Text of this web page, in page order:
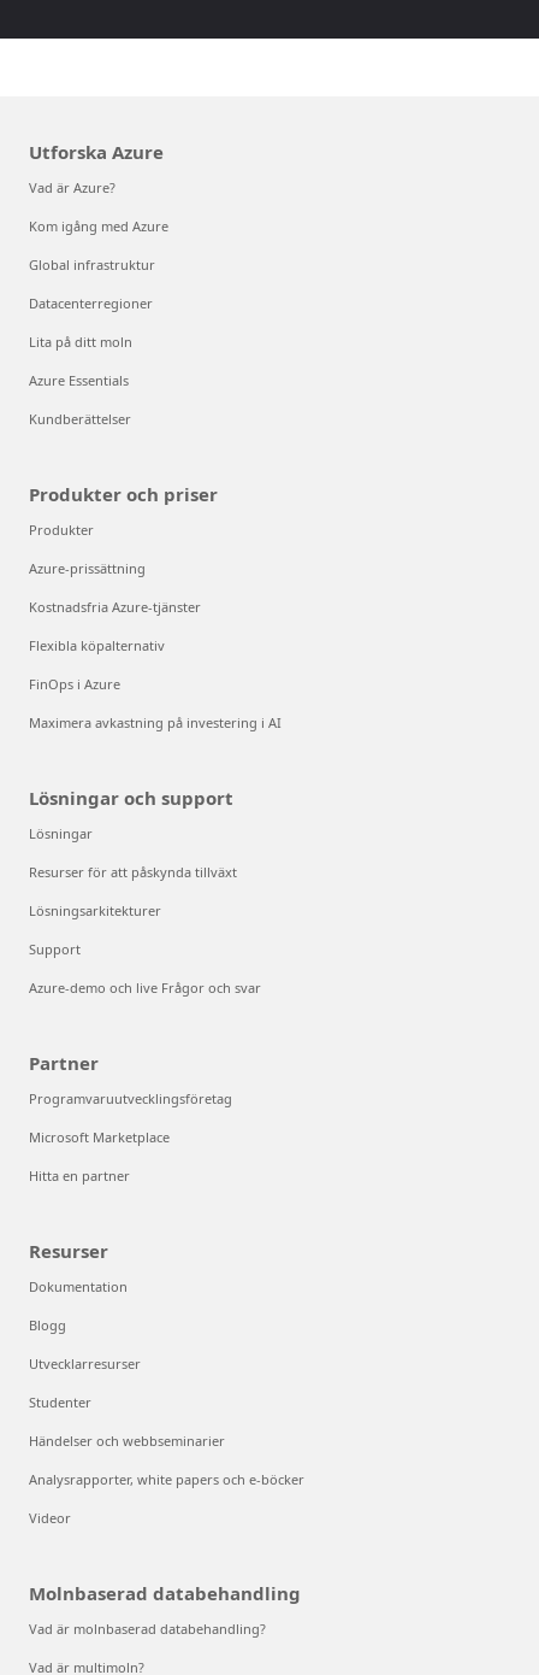
Utforska Azure
Vad är Azure?
Kom igång med Azure
Global infrastruktur
Datacenterregioner
Lita på ditt moln
Azure Essentials
Kundberättelser
Produkter och priser
Produkter
Azure-prissättning
Kostnadsfria Azure-tjänster
Flexibla köpalternativ
FinOps i Azure
Maximera avkastning på investering i AI
Lösningar och support
Lösningar
Resurser för att påskynda tillväxt
Lösningsarkitekturer
Support
Azure-demo och live Frågor och svar
Partner
Programvaruutvecklingsföretag
Microsoft Marketplace
Hitta en partner
Resurser
Dokumentation
Blogg
Utvecklarresurser
Studenter
Händelser och webbseminarier
Analysrapporter, white papers och e-böcker
Videor
Molnbaserad databehandling
Vad är molnbaserad databehandling?
Vad är multimoln?